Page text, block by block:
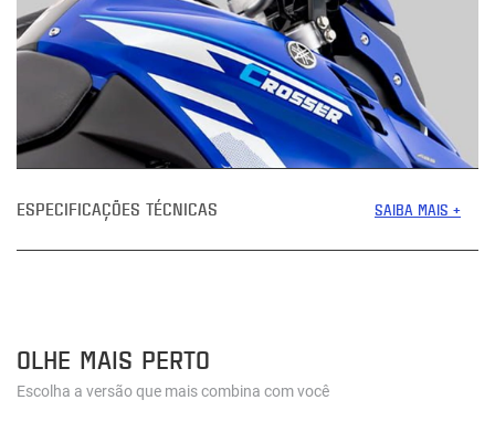
ESPECIFICAÇÕES TÉCNICAS SAIBA MAIS +
OLHE MAIS PERTO
Escolha a versão que mais combina com você